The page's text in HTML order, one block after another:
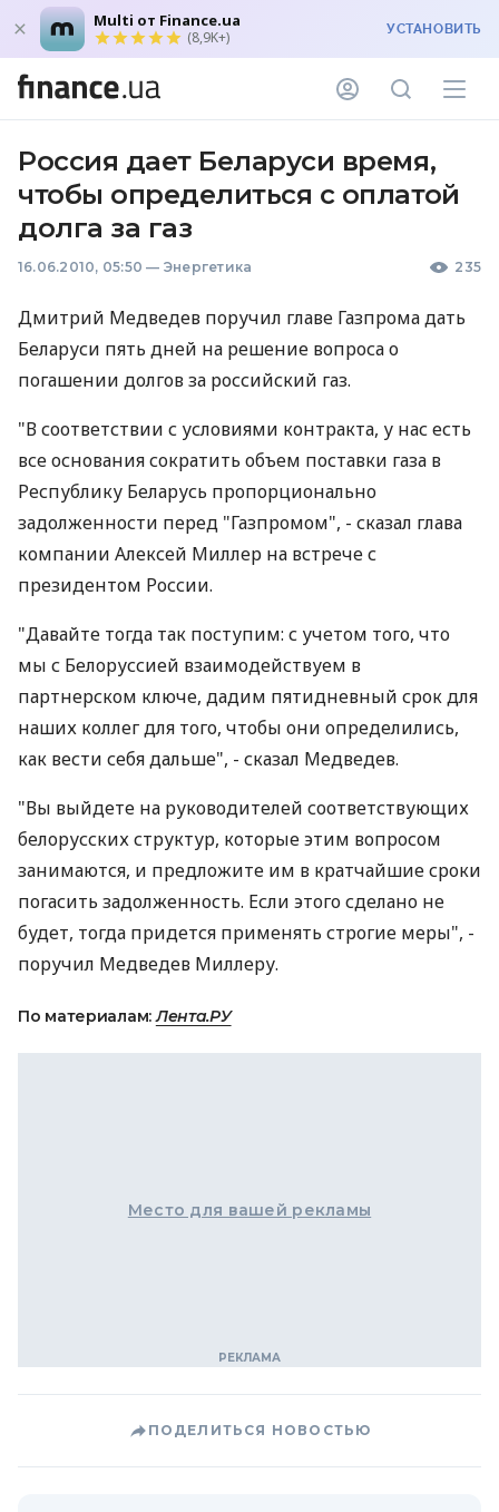
Multi от Finance.ua
(8,9K+) УСТАНОВИТЬ
Россия дает Беларуси время,
чтобы определиться с оплатой
долга за газ
16.06.2010, 05:50 — Энергетика 235
Дмитрий Медведев поручил главе Газпрома дать
Беларуси пять дней на решение вопроса о
погашении долгов за российский газ.
"В соответствии с условиями контракта, у нас есть
все основания сократить объем поставки газа в
Республику Беларусь пропорционально
задолженности перед "Газпромом", - сказал глава
компании Алексей Миллер на встрече с
президентом России.
"Давайте тогда так поступим: с учетом того, что
мы с Белоруссией взаимодействуем в
партнерском ключе, дадим пятидневный срок для
наших коллег для того, чтобы они определились,
как вести себя дальше", - сказал Медведев.
"Вы выйдете на руководителей соответствующих
белорусских структур, которые этим вопросом
занимаются, и предложите им в кратчайшие сроки
погасить задолженность. Если этого сделано не
будет, тогда придется применять строгие меры", -
поручил Медведев Миллеру.
По материалам:Лента.РУ
Место для вашей рекламы
ПОДЕЛИТЬСЯ НОВОСТЬЮ